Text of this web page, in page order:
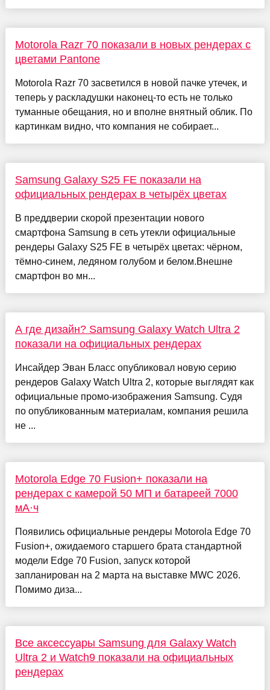
Motorola Razr 70 показали в новых рендерах с
цветами Pantone
Motorola Razr 70 засветился в новой пачке утечек, и
теперь у раскладушки наконец-то есть не только
туманные обещания, но и вполне внятный облик. По
картинкам видно, что компания не собирает...
Samsung Galaxy S25 FE показали на
официальных рендерах в четырёх цветах
В преддверии скорой презентации нового
смартфона Samsung в сеть утекли официальные
рендеры Galaxy S25 FE в четырёх цветах: чёрном,
тёмно-синем, ледяном голубом и белом.Внешне
смартфон во мн...
А где дизайн? Samsung Galaxy Watch Ultra 2
показали на официальных рендерах
Инсайдер Эван Бласс опубликовал новую серию
рендеров Galaxy Watch Ultra 2, которые выглядят как
официальные промо-изображения Samsung. Судя
по опубликованным материалам, компания решила
не ...
Motorola Edge 70 Fusion+ показали на
рендерах с камерой 50 МП и батареей 7000
мА·ч
Появились официальные рендеры Motorola Edge 70
Fusion+, ожидаемого старшего брата стандартной
модели Edge 70 Fusion, запуск которой
запланирован на 2 марта на выставке MWC 2026.
Помимо диза...
Все аксессуары Samsung для Galaxy Watch
Ultra 2 и Watch9 показали на официальных
рендерах